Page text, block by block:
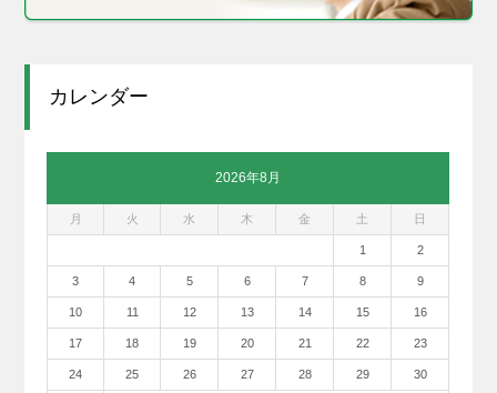
カレンダー
2026年8月
月 火 水 木 金 土 日
1 2
3 4 5 6 7 8 9
10 11 12 13 14 15 16
17 18 19 20 21 22 23
24 25 26 27 28 29 30